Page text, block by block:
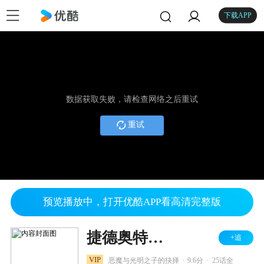
下载APP
数据获取失败，请检查网络之后重试
重试
预览播放中，打开优酷APP看高清完整版
捷德奥特曼 中配版 +追
VIP 恶魔与光明之子的抉择 9.6分 25话全